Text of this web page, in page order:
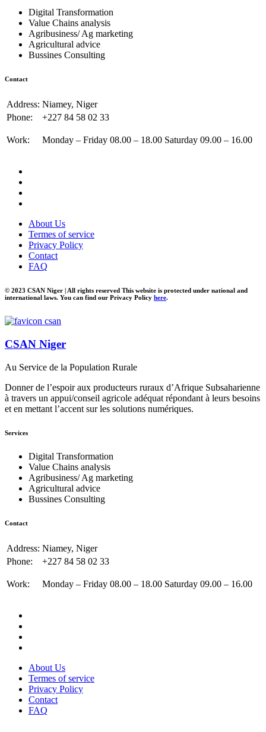
Digital Transformation
Value Chains analysis
Agribusiness/ Ag marketing
Agricultural advice
Bussines Consulting
Contact
Address: Niamey, Niger
Phone:
+227 84 58 02 33
Work: Monday – Friday 08.00 – 18.00 Saturday 09.00 – 16.00
About Us
Termes of service
Privacy Policy
Contact
FAQ
© 2023 CSAN Niger | All rights reserved This website is protected under national and
international laws. You can find our Privacy Policy here.
CSAN Niger
Au Service de la Population Rurale
Donner de l’espoir aux producteurs ruraux d’Afrique Subsaharienne
à travers un appui/conseil agricole adéquat répondant à leurs besoins
et en mettant l’accent sur les solutions numériques.
Services
Digital Transformation
Value Chains analysis
Agribusiness/ Ag marketing
Agricultural advice
Bussines Consulting
Contact
Address: Niamey, Niger
Phone:
+227 84 58 02 33
Work: Monday – Friday 08.00 – 18.00 Saturday 09.00 – 16.00
About Us
Termes of service
Privacy Policy
Contact
FAQ